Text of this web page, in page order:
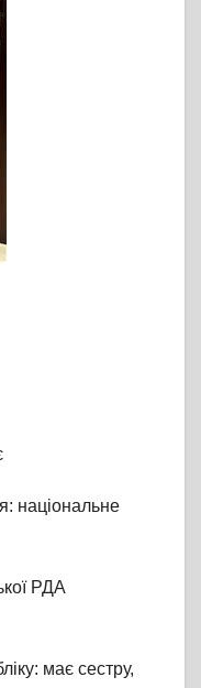
національне
РДА
має сестру,